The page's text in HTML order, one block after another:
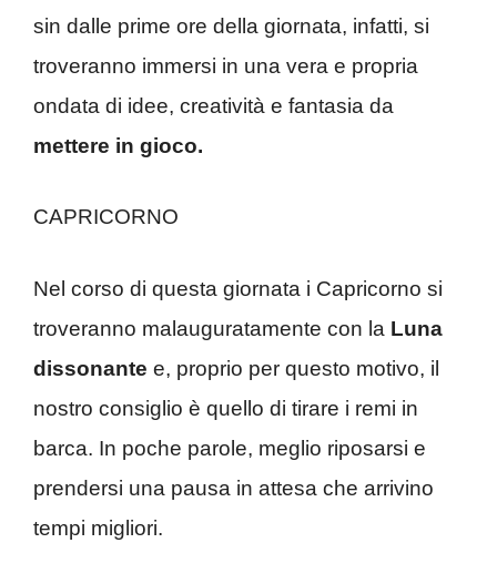
sin dalle prime ore della giornata, infatti, si
troveranno immersi in una vera e propria
ondata di idee, creatività e fantasia da
mettere in gioco.
CAPRICORNO
Nel corso di questa giornata i Capricorno si
troveranno malauguratamente con la Luna
dissonante e, proprio per questo motivo, il
nostro consiglio è quello di tirare i remi in
barca. In poche parole, meglio riposarsi e
prendersi una pausa in attesa che arrivino
tempi migliori.